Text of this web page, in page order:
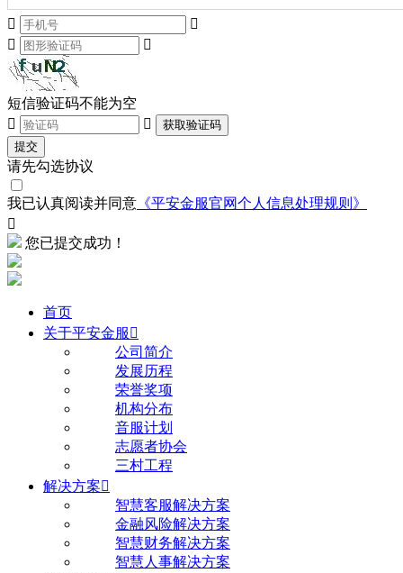




短信验证码不能为空


获取验证码
提交
请先勾选协议
我已认真阅读并同意 《平安金服官网个人信息处理规则》

您已提交成功！
首页
关于平安金服 
公司简介
发展历程
荣誉奖项
机构分布
音服计划
志愿者协会
三村工程
解决方案
智慧客服解决方案
金融风险解决方案
智慧财务解决方案
智慧人事解决方案